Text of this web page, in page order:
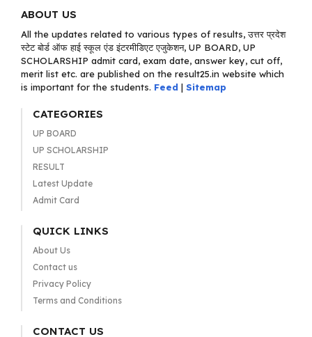
ABOUT US
All the updates related to various types of results, उत्तर प्रदेश
स्टेट बोर्ड ऑफ हाई स्कूल एंड इंटरमीडिएट एजुकेशन, UP BOARD, UP
SCHOLARSHIP admit card, exam date, answer key, cut off,
merit list etc. are published on the result25.in website which
is important for the students. Feed | Sitemap
CATEGORIES
UP BOARD
UP SCHOLARSHIP
RESULT
Latest Update
Admit Card
QUICK LINKS
About Us
Contact us
Privacy Policy
Terms and Conditions
CONTACT US